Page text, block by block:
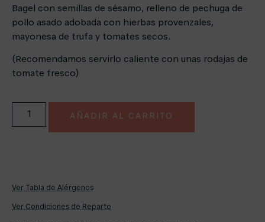
Bagel con semillas de sésamo, relleno de pechuga de
pollo asado adobada con hierbas provenzales,
mayonesa de trufa y tomates secos.
(Recomendamos servirlo caliente con unas rodajas de
tomate fresco)
AÑADIR AL CARRITO
Ver Tabla de Alérgenos
Ver Condiciones de Reparto